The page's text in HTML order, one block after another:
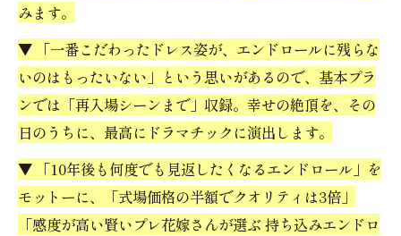
みます。
▼ 「一番こだわったドレス姿が、エンドロールに残らな
いのはもったいない」という思いがあるので、基本プラ
ンでは「再入場シーンまで」収録。幸せの絶頂を、その
日のうちに、最高にドラマチックに演出します。
▼ 「10年後も何度でも見返したくなるエンドロール」を
モットーに、「式場価格の半額でクオリティは3倍」
「感度が高い賢いプレ花嫁さんが選ぶ 持ち込みエンドロ